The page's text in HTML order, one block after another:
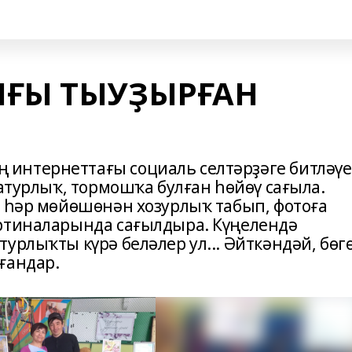
ТЫУҘЫРҒАН
социаль селтәрҙәге
тормошҡа булған һөйөү сағыла.
мөйөшөнән хозурлыҡ табып, фотоға
сағылдыра. Күңелендә
күрә беләлер ул... Әйткәндәй,